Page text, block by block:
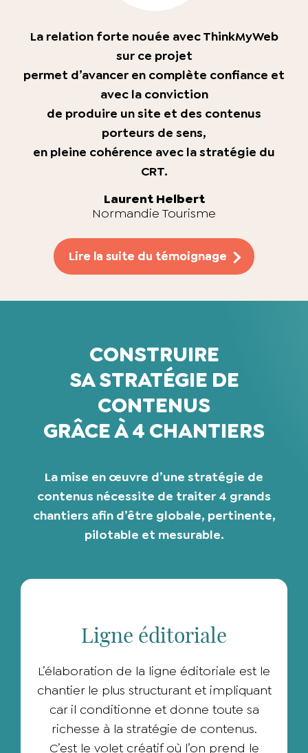
La relation forte nouée avec ThinkMyWeb
sur ce projet
permet d’avancer en complète confiance et
avec la conviction
de produire un site et des contenus
porteurs de sens,
en pleine cohérence avec la stratégie du
CRT.
Laurent Helbert
Normandie Tourisme
Lire la suite du témoignage
CONSTRUIRE
SA STRATÉGIE DE
CONTENUS
GRÂCE À 4 CHANTIERS
La mise en œuvre d’une stratégie de
contenus nécessite de traiter 4 grands
chantiers afin d’être globale, pertinente,
pilotable et mesurable.
Ligne éditoriale
L’élaboration de la ligne éditoriale est le
chantier le plus structurant et impliquant
car il conditionne et donne toute sa
richesse à la stratégie de contenus.
C’est le volet créatif où l’on prend le